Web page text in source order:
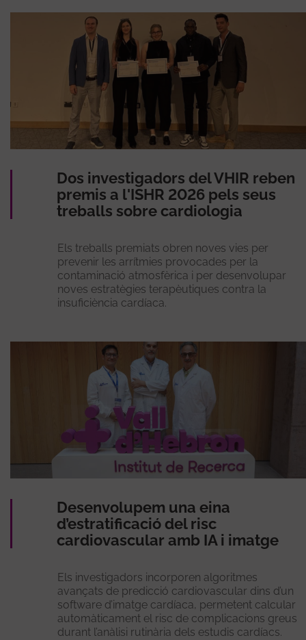
Dos investigadors del VHIR reben
premis a l'ISHR 2026 pels seus
treballs sobre cardiologia
Els treballs premiats obren noves vies per
prevenir les arrítmies provocades per la
contaminació atmosfèrica i per desenvolupar
noves estratègies terapèutiques contra la
insuficiència cardíaca.
Desenvolupem una eina
d’estratificació del risc
cardiovascular amb IA i imatge
Els investigadors incorporen algoritmes
avançats de predicció cardiovascular dins d’un
software d’imatge cardíaca, permetent calcular
automàticament el risc de complicacions greus
durant l’anàlisi rutinària dels estudis cardíacs.